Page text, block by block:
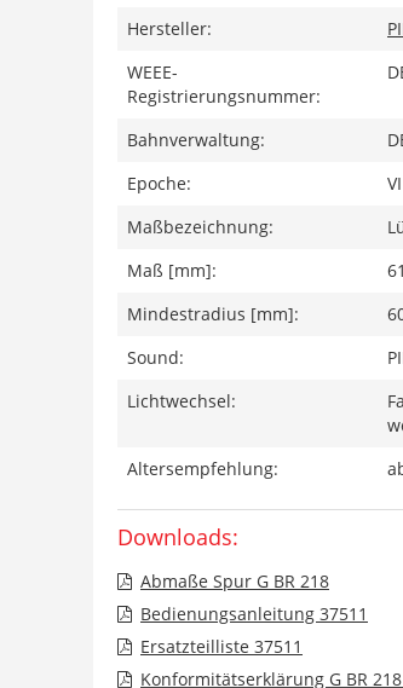
Hersteller:
WEEE-
Registrierungsnummer:
Bahnverwaltung:
Epoche:
VI
Maßbezeichnung:
Maß [mm]:
Mindestradius [mm]:
Sound:
Lichtwechsel:
Altersempfehlung:
Downloads:
Abmaße Spur G BR 218
Bedienungsanleitung 37511
Ersatzteilliste 37511
Konformitätserklärung G BR 218